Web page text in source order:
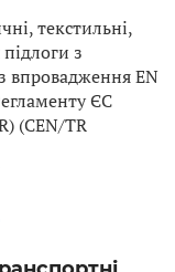
текстильні,
з
впровадження EN
ЄС
(CEN/TR